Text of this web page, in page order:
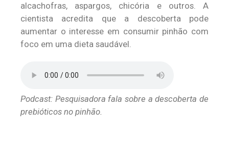
alcachofras, aspargos, chicória e outros. A
cientista acredita que a descoberta pode
aumentar o interesse em consumir pinhão com
foco em uma dieta saudável.
Podcast: Pesquisadora fala sobre a descoberta de
prebióticos no pinhão.